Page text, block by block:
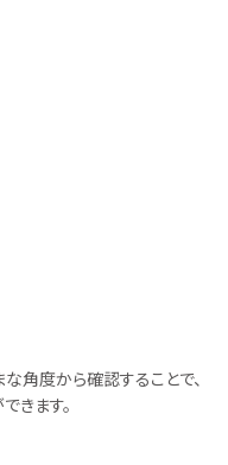
角度から確認することで、
きます。